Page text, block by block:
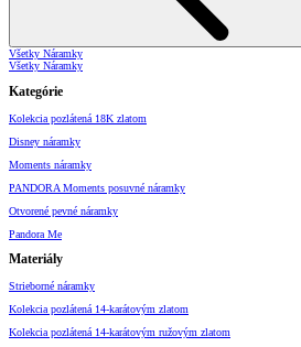
Všetky Náramky
Všetky Náramky
Kategórie
Kolekcia pozlátená 18K zlatom
Disney náramky
Moments náramky
PANDORA Moments posuvné náramky
Otvorené pevné náramky
Pandora Me
Materiály
Strieborné náramky
Kolekcia pozlátená 14-karátovým zlatom
Kolekcia pozlátená 14-karátovým ružovým zlatom